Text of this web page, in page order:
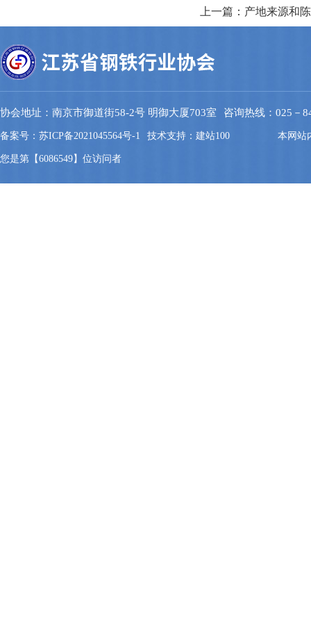
上一篇：产地来源和
协会地址：南京市御道街58-2号 明御大厦703室 咨询热线：025－
备案号：苏ICP备2021045564号-1 技术支持：建站100 本网站
您是第【6086549】位访问者